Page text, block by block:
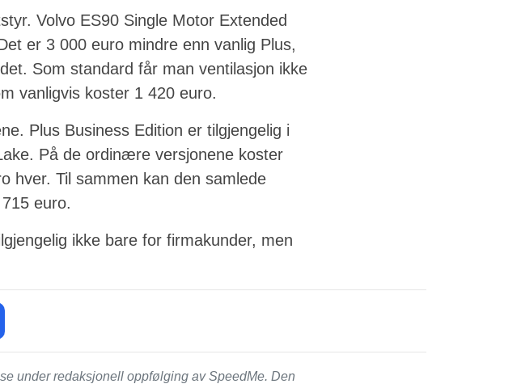
Volvo ES90 Single Motor Extended
er 3 000 euro mindre enn vanlig Plus,
Som standard får man ventilasjon ikke
vanligvis koster 1 420 euro.
Plus Business Edition er tilgjengelig i
På de ordinære versjonene koster
hver. Til sammen kan den samlede
euro.
ikke bare for firmakunder, men
under redaksjonell oppfølging av SpeedMe. Den